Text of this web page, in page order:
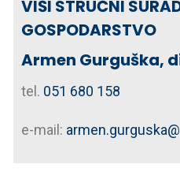
VIŠI STRUČNI
GOSPODARSTVO
Armen Gurguška,
tel. 051 680 158
e-mail: